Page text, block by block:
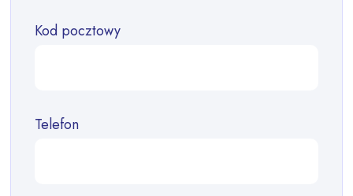
Kod pocztowy
Telefon